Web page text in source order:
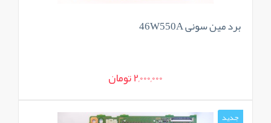
برد مین سونی 46W550A
2,000,000 تومان
جدید